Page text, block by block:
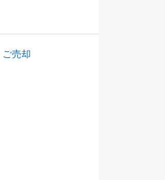
ご売却